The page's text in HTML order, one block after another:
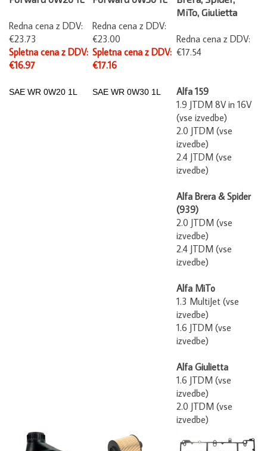
Redna cena z DDV:
€23.73
Spletna cena z DDV:
€16.97
Redna cena z DDV:
€23.00
Spletna cena z DDV:
€17.16
MiTo, Giulietta
Redna cena z DDV:
€17.54
Alfa 159
1.9 JTDM 8V in 16V
(vse izvedbe)
2.0 JTDM (vse
izvedbe)
2.4 JTDM (vse
izvedbe)
Alfa Brera & Spider
(939)
2.0 JTDM (vse
izvedbe)
2.4 JTDM (vse
izvedbe)
Alfa MiTo
1.3 MultiJet (vse
izvedbe)
1.6 JTDM (vse
izvedbe)
Alfa Giulietta
1.6 JTDM (vse
izvedbe)
2.0 JTDM (vse
izvedbe)